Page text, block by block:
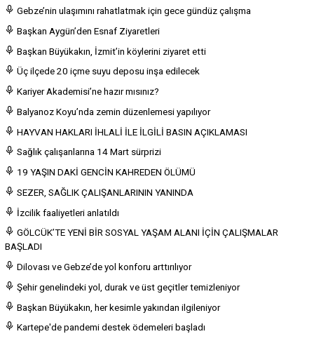
Gebze’nin ulaşımını rahatlatmak için gece gündüz çalışma
Başkan Aygün’den Esnaf Ziyaretleri
Başkan Büyükakın, İzmit’in köylerini ziyaret etti
Üç ilçede 20 içme suyu deposu inşa edilecek
Kariyer Akademisi’ne hazır mısınız?
Balyanoz Koyu’nda zemin düzenlemesi yapılıyor
HAYVAN HAKLARI İHLALİ İLE İLGİLİ BASIN AÇIKLAMASI
Sağlık çalışanlarına 14 Mart sürprizi
19 YAŞIN DAKİ GENCİN KAHREDEN ÖLÜMÜ
SEZER, SAĞLIK ÇALIŞANLARININ YANINDA
İzcilik faaliyetleri anlatıldı
GÖLCÜK’TE YENİ BİR SOSYAL YAŞAM ALANI İÇİN ÇALIŞMALAR
BAŞLADI
Dilovası ve Gebze’de yol konforu arttırılıyor
Şehir genelindeki yol, durak ve üst geçitler temizleniyor
Başkan Büyükakın, her kesimle yakından ilgileniyor
Kartepe'de pandemi destek ödemeleri başladı